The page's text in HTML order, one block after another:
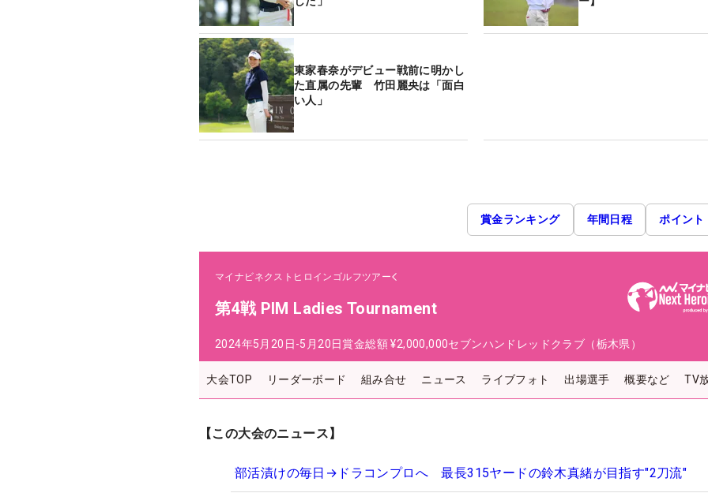
東家春奈がデビュー戦前に明かし
た直属の先輩 竹田麗央は「面白
い人」
賞金ランキング 年間日程 ポイント
マイナビネクストヒロインゴルフツアー
第4戦 PIM Ladies Tournament
2024年5月20日-5月20日賞金総額 ¥2,000,000セブンハンドレッドクラブ（栃木県）
大会TOP リーダーボード 組み合せ ニュース ライブフォト 出場選手 概要など TV
【この大会のニュース】
部活漬けの毎日→ドラコンプロへ 最長315ヤードの鈴木真緒が目指す"2刀流"